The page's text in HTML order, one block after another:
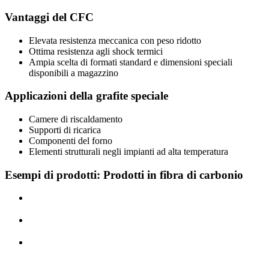
Vantaggi del CFC
Elevata resistenza meccanica con peso ridotto
Ottima resistenza agli shock termici
Ampia scelta di formati standard e dimensioni speciali
disponibili a magazzino
Applicazioni della grafite speciale
Camere di riscaldamento
Supporti di ricarica
Componenti del forno
Elementi strutturali negli impianti ad alta temperatura
Esempi di prodotti: Prodotti in fibra di carbonio